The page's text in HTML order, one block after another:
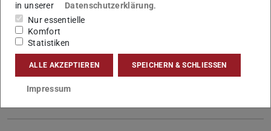
Entstehung der Graphischen
Datenverarbeitung / Nascimento da
Computação Gráfica
Visionen und Gründungen / Visões e
fundações
in unserer
Datenschutzerklärung.
Nur essentielle
Komfort
Statistiken
ALLE AKZEPTIEREN SPEICHERN & SCHLIESSEN
Impressum